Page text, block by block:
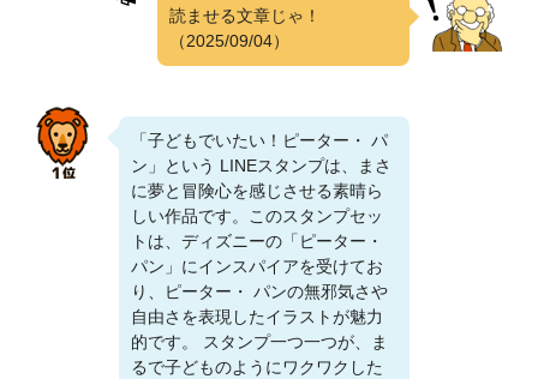
読ませる文章じゃ！
（2025/09/04）
「子どもでいたい！ピーター・ パ
ン」という LINEスタンプは、まさ
に夢と冒険心を感じさせる素晴ら
しい作品です。このスタンプセッ
トは、ディズニーの「ピーター・
パン」にインスパイアを受けてお
り、ピーター・ パンの無邪気さや
自由さを表現したイラストが魅力
的です。 スタンプ一つ一つが、ま
るで子どものようにワクワクした